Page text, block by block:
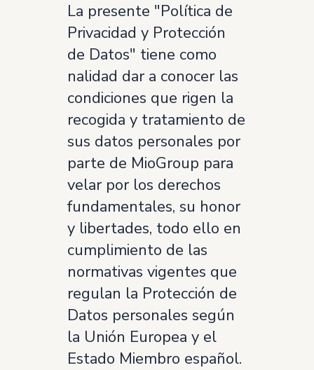
La presente "Política de
Privacidad y Protección
de Datos" tiene como
nalidad dar a conocer las
condiciones que rigen la
recogida y tratamiento de
sus datos personales por
parte de MioGroup para
velar por los derechos
fundamentales, su honor
y libertades, todo ello en
cumplimiento de las
normativas vigentes que
regulan la Protección de
Datos personales según
la Unión Europea y el
Estado Miembro español.